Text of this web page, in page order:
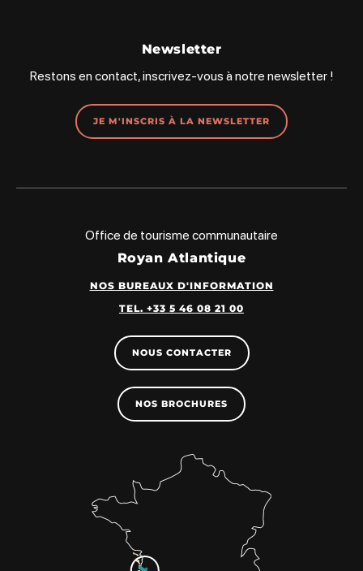
Newsletter
Restons en contact, inscrivez-vous à notre newsletter !
JE M'INSCRIS À LA NEWSLETTER
Office de tourisme communautaire
Royan Atlantique
NOS BUREAUX D'INFORMATION
TEL. +33 5 46 08 21 00
NOUS CONTACTER
NOS BROCHURES